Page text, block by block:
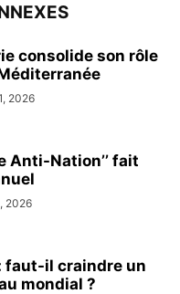
consolide son rôle
2026
Anti-Nation’’ fait
2026
faut-il craindre un
mondial ?